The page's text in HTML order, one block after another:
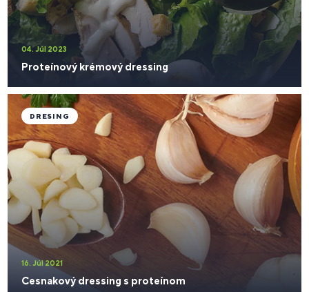
04. Júl 2023
Proteínový krémový dressing
16. Júl 2021
Cesnakový dressing s proteínom
DRESING